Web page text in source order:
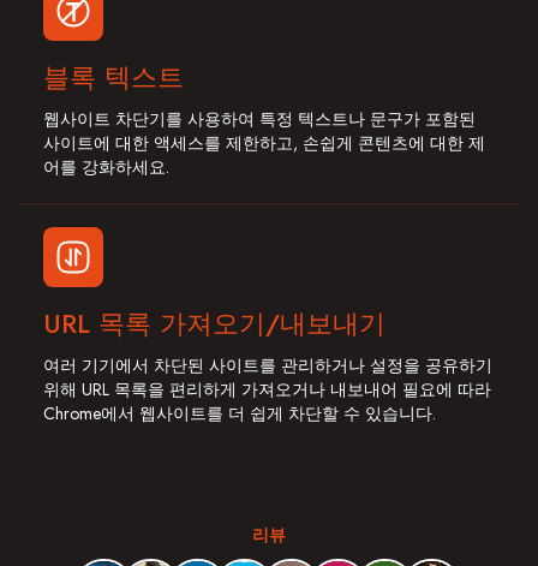
블록 텍스트
웹사이트 차단기를 사용하여 특정 텍스트나 문구가 포함된
사이트에 대한 액세스를 제한하고, 손쉽게 콘텐츠에 대한 제
어를 강화하세요.
URL 목록 가져오기/내보내기
여러 기기에서 차단된 사이트를 관리하거나 설정을 공유하기
위해 URL 목록을 편리하게 가져오거나 내보내어 필요에 따라
Chrome에서 웹사이트를 더 쉽게 차단할 수 있습니다.
리뷰